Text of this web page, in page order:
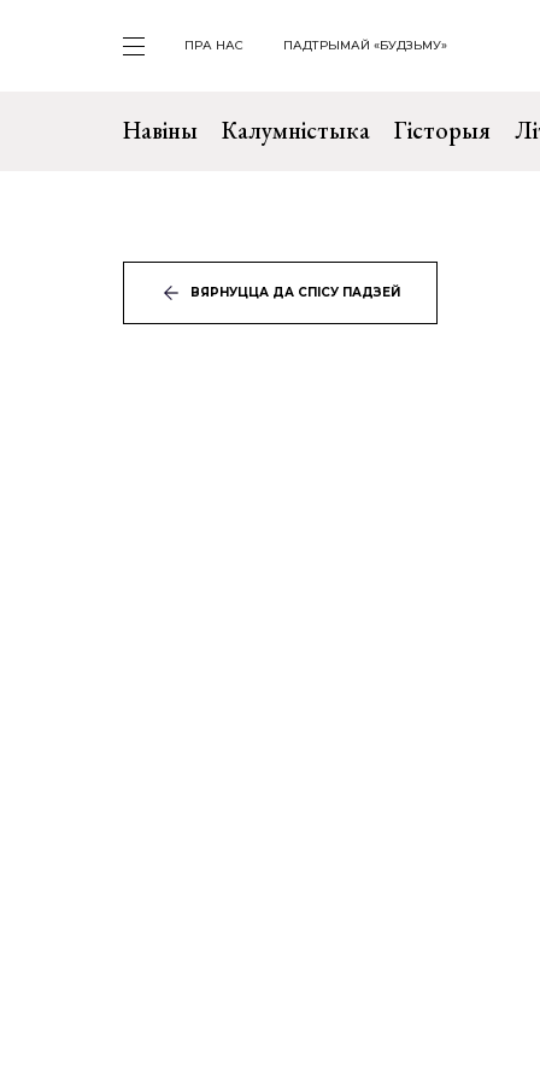
ПРА НАС ПАДТРЫМАЙ «БУДЗЬМУ»
Навіны Калумністыка Гісторыя
ВЯРНУЦЦА ДА СПІСУ ПАДЗЕЙ